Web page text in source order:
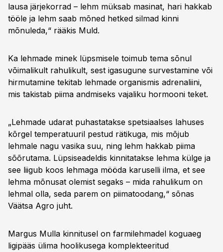
lausa järjekorrad – lehm müksab masinat, hari hakkab
tööle ja lehm saab mõned hetked silmad kinni
mõnuleda,“ rääkis Muld.
Ka lehmade minek lüpsmisele toimub tema sõnul
võimalikult rahulikult, sest igasugune survestamine või
hirmutamine tekitab lehmade organismis adrenaliini,
mis takistab piima andmiseks vajaliku hormooni teket.
„Lehmade udarat puhastatakse spetsiaalses lahuses
kõrgel temperatuuril pestud rätikuga, mis mõjub
lehmale nagu vasika suu, ning lehm hakkab piima
sõõrutama. Lüpsiseadeldis kinnitatakse lehma külge ja
see liigub koos lehmaga mööda karuselli ilma, et see
lehma mõnusat olemist segaks – mida rahulikum on
lehmal olla, seda parem on piimatoodang,“ sõnas
Väätsa Agro juht.
Margus Mulla kinnitusel on farmilehmadel koguaeg
ligipääs ülima hoolikusega komplekteeritud